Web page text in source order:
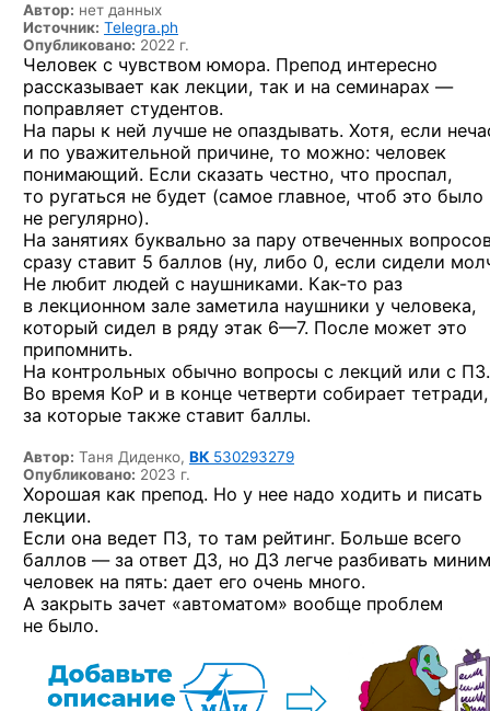
Автор: нет данных
Источник: Telegra.ph
Опубликовано: 2022 г.
Человек с чувством юмора. Препод интересно
рассказывает как лекции, так и на семинарах —
поправляет студентов.
На пары к ней лучше не опаздывать. Хотя, если
и по уважительной причине, то можно: человек
понимающий. Если сказать честно, что проспал,
то ругаться не будет (самое главное, чтоб это было
не регулярно).
На занятиях буквально за пару отвеченных
сразу ставит 5 баллов (ну, либо 0, если сидели
Не любит людей с наушниками. Как-то раз
в лекционном зале заметила наушники у человека,
который сидел в ряду этак 6—7. После может это
припомнить.
На контрольных обычно вопросы с лекций или с ПЗ.
Во время КоР и в конце четверти собирает тетради,
за которые также ставит баллы.
Автор: Таня Диденко, ВК 530293279
Опубликовано: 2023 г.
Хорошая как препод. Но у нее надо ходить и писать
лекции.
Если она ведет ПЗ, то там рейтинг. Больше всего
баллов — за ответ ДЗ, но ДЗ легче разбивать
человек на пять: дает его очень много.
А закрыть зачет «автоматом» вообще проблем
не было.